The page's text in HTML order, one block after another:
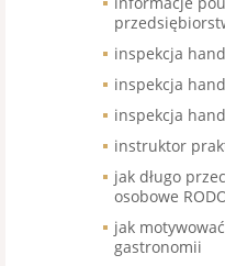
inspekcja
inspekcja
inspekcja
instruktor
jak długo
osobowe
jak
gastronomii